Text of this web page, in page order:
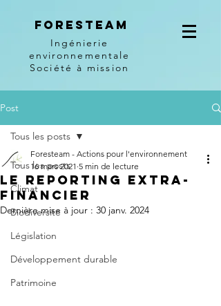
Foresteam
Ingénierie
environnementale
Société à mission
Post
Tous les posts
Climat
Biodiversité
Législation
Développement durable
Patrimoine
Tous les posts
Le reporting extra-
financier
Foresteam - Actions pour l'environnement
16 mars 2021 5 min de lecture
Dernière mise à jour : 30 janv. 2024